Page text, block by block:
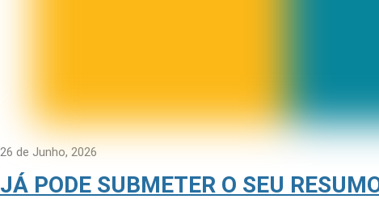
26 de Junho, 2026
JÁ PODE SUBMETER O SEU